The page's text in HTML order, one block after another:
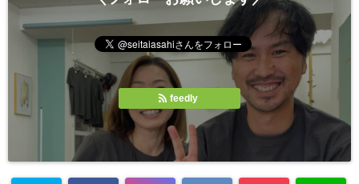
feedly